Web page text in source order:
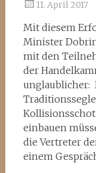
11. April 2017
Mit diesem
Minister
mit den
der
unglaublicher:
einbauen
die Vertreter
einem